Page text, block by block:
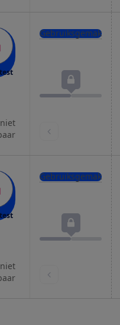
Gebruiksgemak
Gebruiksgemak